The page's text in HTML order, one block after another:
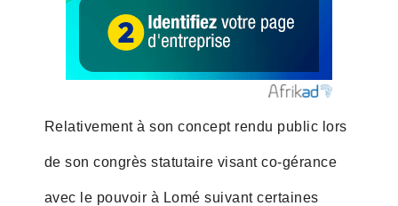
Relativement à son concept rendu public lors
de son congrès statutaire visant co-gérance
avec le pouvoir à Lomé suivant certaines